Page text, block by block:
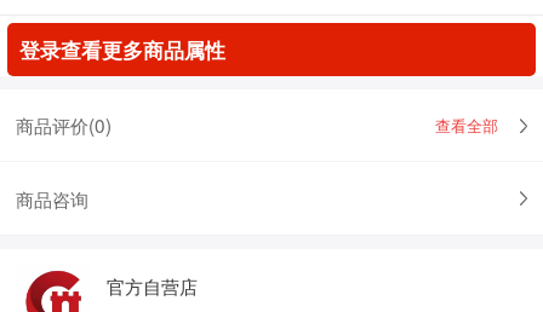
登录查看更多商品属性
商品评价(0) 查看全部
商品咨询
官方自营店